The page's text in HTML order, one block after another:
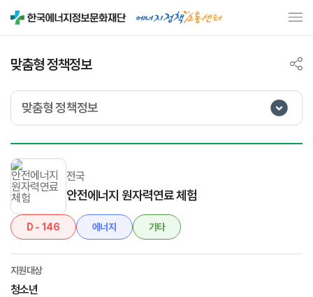
맞춤형 정책정보
맞춤형 정책정보
전국
안전에너지 원자력연료 체험
D - 146 에너지 기타
지원대상
청소년